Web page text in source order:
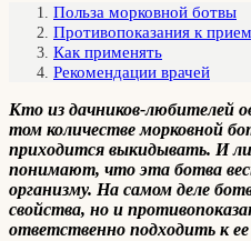
Польза морковной ботвы
Противопоказания к
Как применять
Рекомендации врачей
Кто из дачников-любителей
том количестве морковной
приходится выкидывать. И
понимают, что эта ботва
организму. На самом деле
свойства, но и
ответственно подходить к